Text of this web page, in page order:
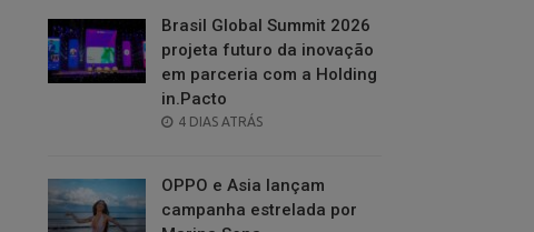
Brasil Global Summit 2026
projeta futuro da inovação
em parceria com a Holding
in.Pacto
POSTED
4 DIAS ATRÁS
OPPO e Asia lançam
campanha estrelada por